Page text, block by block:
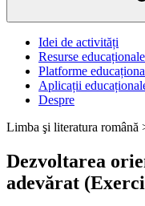
Idei de activități
Resurse
Platforme
Aplicații
Despre
Limba şi literatura română
Dezvoltarea
adevărat